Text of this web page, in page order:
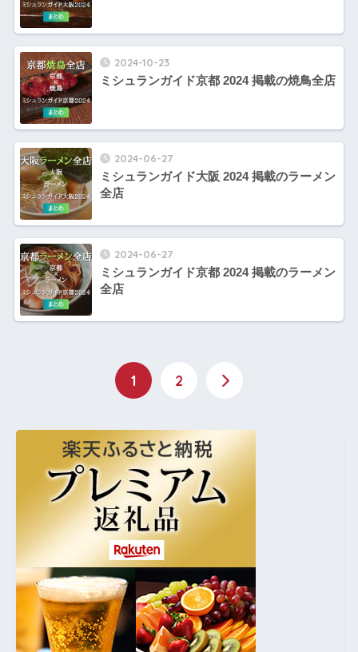
2024-10-23
ミシュランガイド京都 2024 掲載の焼鳥全店
2024-06-27
ミシュランガイド大阪 2024 掲載のラーメン
全店
2024-06-27
ミシュランガイド京都 2024 掲載のラーメン
全店
1 2